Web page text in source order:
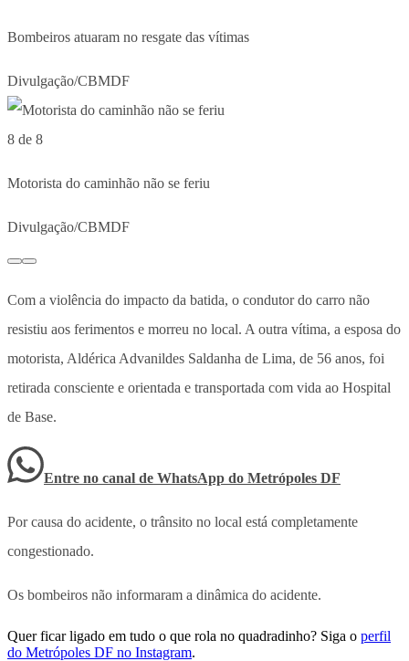
Bombeiros atuaram no resgate das vítimas
Divulgação/CBMDF
8 de 8
Motorista do caminhão não se feriu
Divulgação/CBMDF
Com a violência do impacto da batida, o condutor do carro não
resistiu aos ferimentos e morreu no local. A outra vítima, a esposa do
motorista, Aldérica Advanildes Saldanha de Lima, de 56 anos, foi
retirada consciente e orientada e transportada com vida ao Hospital
de Base.
Entre no canal de WhatsApp do Metrópoles DF
Por causa do acidente, o trânsito no local está completamente
congestionado.
Os bombeiros não informaram a dinâmica do acidente.
Quer ficar ligado em tudo o que rola no quadradinho? Siga o perfil
do Metrópoles DF no Instagram.